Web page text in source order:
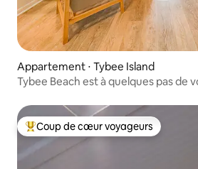
Appartement ⋅ Tybee Island
Tybee Beach est à quelques pas de
Coups de cœur voyageurs les plus
Coup de cœur voyageurs